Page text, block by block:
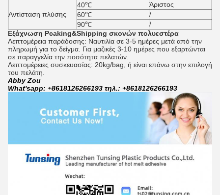
Αντίσταση πλύσης
40℃
Άριστος
60℃
/
90℃
/
Εξάχνωση Pcaking&Shipping σκονών πολυεστέρα
Λεπτομέρεια παράδοσης: Ναυτιλία σε 3-5 ημέρες μετά από την
πληρωμή για το δείγμα. Για μαζικές 3-10 ημέρες που εξαρτώνται
σε παραγγελία την ποσότητα πελατών.
Λεπτομέρειες συσκευασίας: 20kg/bag, ή είναι επάνω στην επιλογή
του πελάτη.
Abby Zou
What'sapp: +8618126266193 τηλ.: +8618126266193